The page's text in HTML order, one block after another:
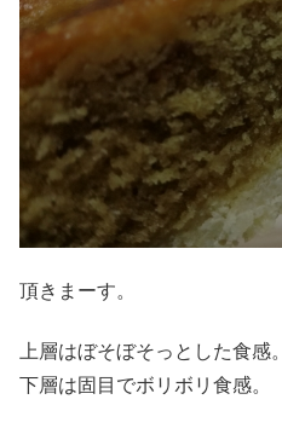
頂きまーす。
上層はぼそぼそっとした食感。
下層は固目でボリボリ食感。